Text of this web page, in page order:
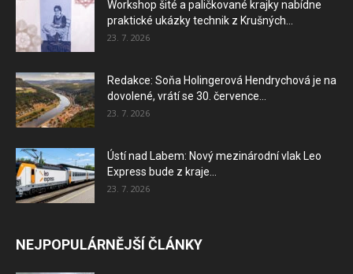
Workshop šité a paličkované krajky nabídne
praktické ukázky technik z Krušných...
23. 7. 2026
Redakce: Soňa Holingerová Hendrychová je na
dovolené, vrátí se 30. července...
23. 7. 2026
Ústí nad Labem: Nový mezinárodní vlak Leo
Express bude z kraje...
23. 7. 2026
NEJPOPULÁRNĚJŠÍ ČLÁNKY